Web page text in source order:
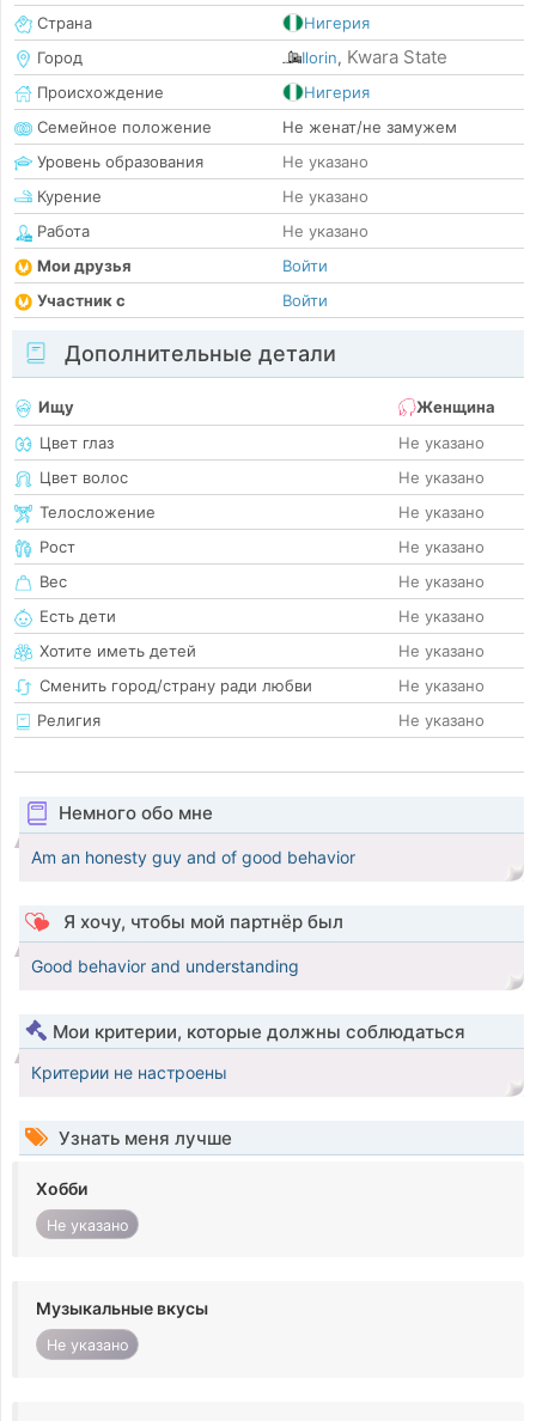
Страна
Нигерия
Город
Ilorin, Kwara State
Происхождение
Нигерия
Семейное положение
Не женат/не замужем
Уровень образования
Не указано
Курение
Не указано
Работа
Не указано
Мои друзья
Войти
Участник с
Войти
Дополнительные детали
Ищу
Женщина
Цвет глаз
Не указано
Цвет волос
Не указано
Телосложение
Не указано
Рост
Не указано
Вес
Не указано
Есть дети
Не указано
Хотите иметь детей
Не указано
Сменить город/страну ради любви
Не указано
Религия
Не указано
Немного обо мне
Am an honesty guy and of good behavior
Я хочу, чтобы мой партнёр был
Good behavior and understanding
Мои критерии, которые должны соблюдаться
Критерии не настроены
Узнать меня лучше
Хобби
Не указано
Музыкальные вкусы
Не указано